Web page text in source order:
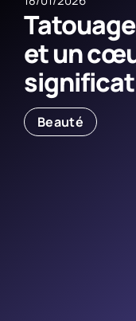
et un
Beauté